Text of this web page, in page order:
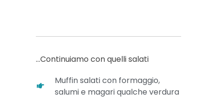
…Continuiamo con quelli salati
Muffin salati con formaggio,
salumi e magari qualche verdura